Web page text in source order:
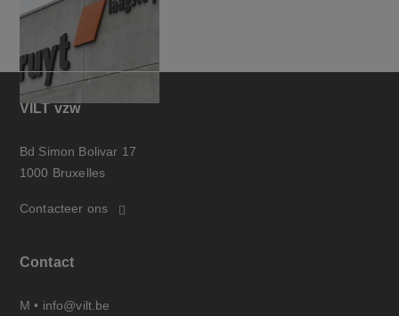
VILT vzw
Bd Simon Bolivar 17
1000 Bruxelles
Contacteer ons
Contact
M • info@vilt.be